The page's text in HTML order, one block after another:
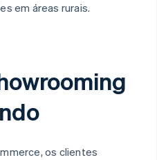
em áreas rurais.
os clientes